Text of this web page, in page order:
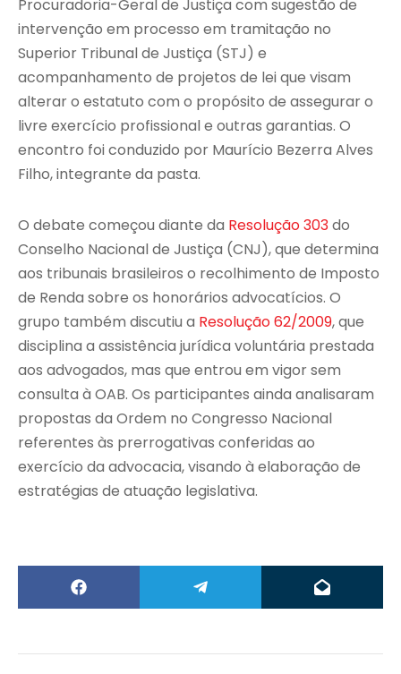
Procuradoria-Geral de Justiça com sugestão de
intervenção em processo em tramitação no
Superior Tribunal de Justiça (STJ) e
acompanhamento de projetos de lei que visam
alterar o estatuto com o propósito de assegurar o
livre exercício profissional e outras garantias. O
encontro foi conduzido por Maurício Bezerra Alves
Filho, integrante da pasta.
O debate começou diante da Resolução 303do
Conselho Nacional de Justiça (CNJ), que determina
aos tribunais brasileiros o recolhimento de Imposto
de Renda sobre os honorários advocatícios. O
grupo também discutiu a Resolução 62/2009, que
disciplina a assistência jurídica voluntária prestada
aos advogados, mas que entrou em vigor sem
consulta à OAB. Os participantes ainda analisaram
propostas da Ordem no Congresso Nacional
referentes às prerrogativas conferidas ao
exercício da advocacia, visando à elaboração de
estratégias de atuação legislativa.